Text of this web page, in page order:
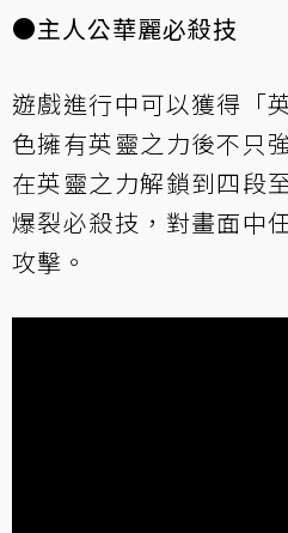
●主人公華麗必殺技
遊戲進行中可以獲得「
色擁有英靈之力後不只
在英靈之力解鎖到四段
爆裂必殺技，對畫面中
攻擊。